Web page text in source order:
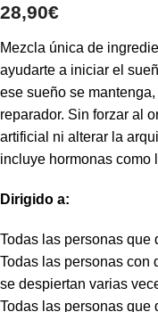
28,90€
Mezcla única de
ayudarte a iniciar el
ese sueño se
reparador. Sin forzar al
artificial ni alterar la
incluye hormonas como
Dirigido a:
Todas las personas que
Todas las personas con
se despiertan varias
Todas las personas que